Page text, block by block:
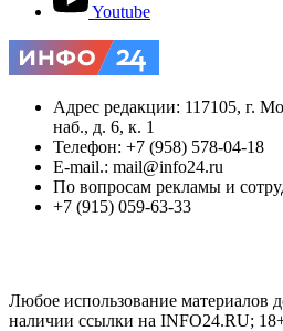
Youtube
Адрес редакции: 117105, г.
наб., д. 6, к. 1
Телефон: +7 (958) 578-04-18
E-mail.: mail@info24.ru
По вопросам рекламы и
+7 (915) 059-63-33
Любое использование материалов
наличии ссылки на INFO24.RU;